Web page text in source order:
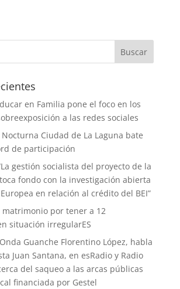
en Familia pone el foco en los
a las redes sociales
Nocturna Ciudad de La Laguna bate
de participación
gestión socialista del proyecto de la
fondo con la investigación abierta
en relación al crédito del BEI”
matrimonio por tener a 12
situación irregularES
Guanche Florentino López, habla
Juan Santana, en esRadio y Radio
del saqueo a las arcas públicas
financiada por Gestel